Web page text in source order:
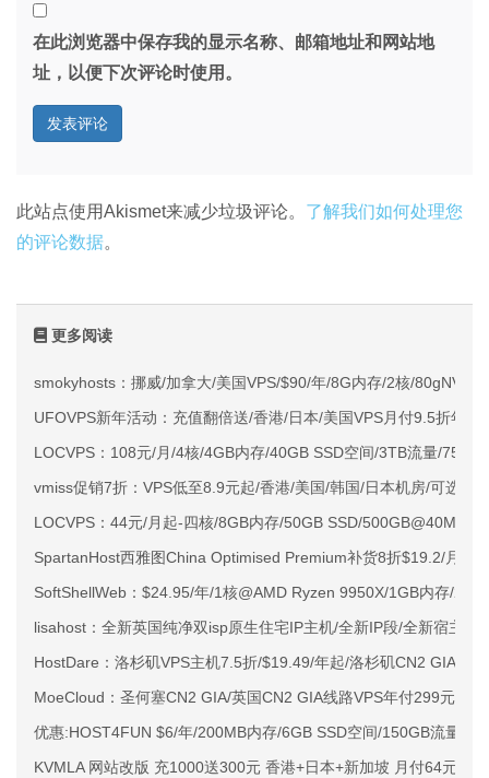
在此浏览器中保存我的显示名称、邮箱地址和网站地
址，以便下次评论时使用。
此站点使用Akismet来减少垃圾评论。 了解我们如何处理您
的评论数据。
更多阅读
smokyhosts：挪威/加拿大/美国VPS/$90/年/8G内存/2核/
UFOVPS新年活动：充值翻倍送/香港/日本/美国VPS月付9.5折年
LOCVPS：108元/月/4核/4GB内存/40GB SSD空间/3TB流量/
vmiss促销7折：VPS低至8.9元起/香港/美国/韩国/日本机房/可选
LOCVPS：44元/月起-四核/8GB内存/50GB SSD/
SpartanHost西雅图China Optimised Premium补货8折$19.2/月起
SoftShellWeb：$24.95/年/1核@AMD Ryzen 9950X/1GB内存/
lisahost：全新英国纯净双isp原生住宅IP主机/全新IP段/全新宿主机
HostDare：洛杉矶VPS主机7.5折/$19.49/年起/洛杉矶CN2 GIA/日
MoeCloud：圣何塞CN2 GIA/英国CN2 GIA线路VPS年付299元起
优惠:HOST4FUN $6/年/200MB内存/6GB SSD空间/150GB流量/
KVMLA 网站改版 充1000送300元 香港+日本+新加坡 月付64元